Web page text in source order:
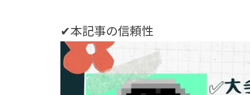
✔本記事の信頼性